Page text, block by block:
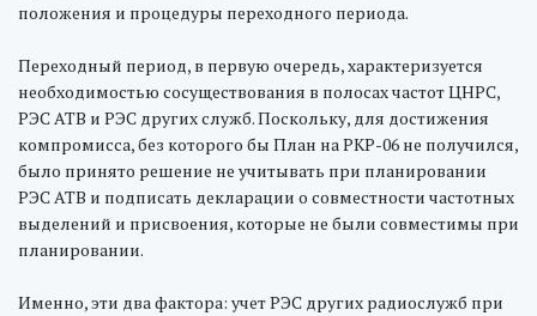
положения и процедуры переходного периода.
Переходный период, в первую очередь, характеризуется
необходимостью сосуществования в полосах частот ЦНРС,
РЭС АТВ и РЭС других служб. Поскольку, для достижения
компромисса, без которого бы План на РКР-06 не получился,
было принято решение не учитывать при планировании
РЭС АТВ и подписать декларации о совместности частотных
выделений и присвоения, которые не были совместимы при
планировании.
Именно, эти два фактора: учет РЭС других радиослужб при